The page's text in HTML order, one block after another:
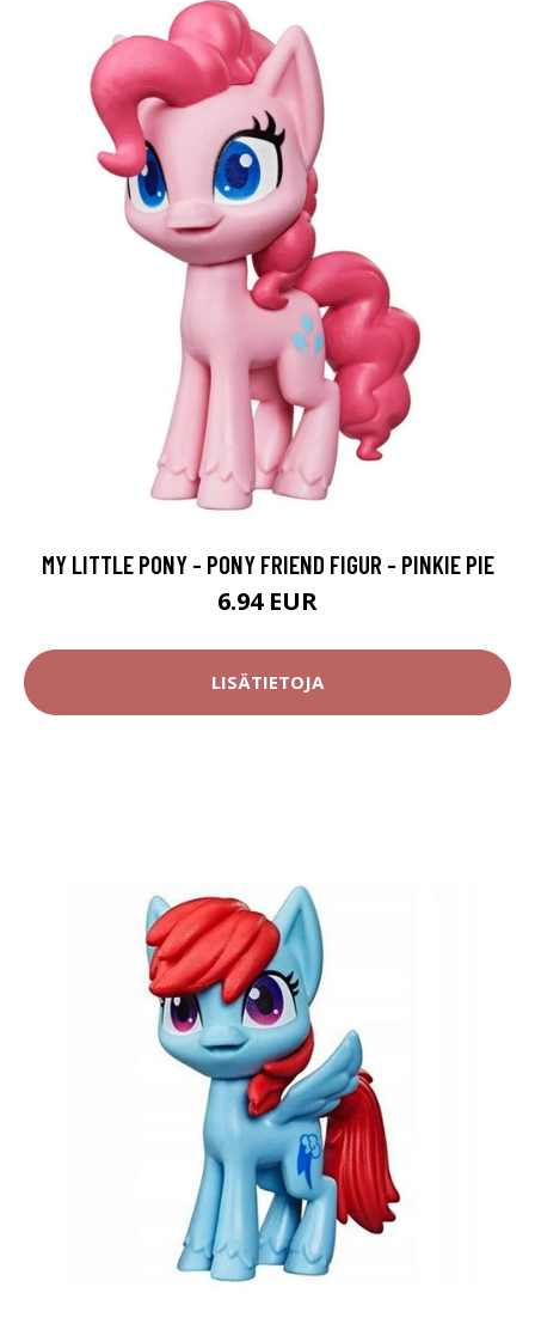
MY LITTLE PONY - PONY FRIEND FIGUR - PINKIE PIE
6.94 EUR
LISÄTIETOJA